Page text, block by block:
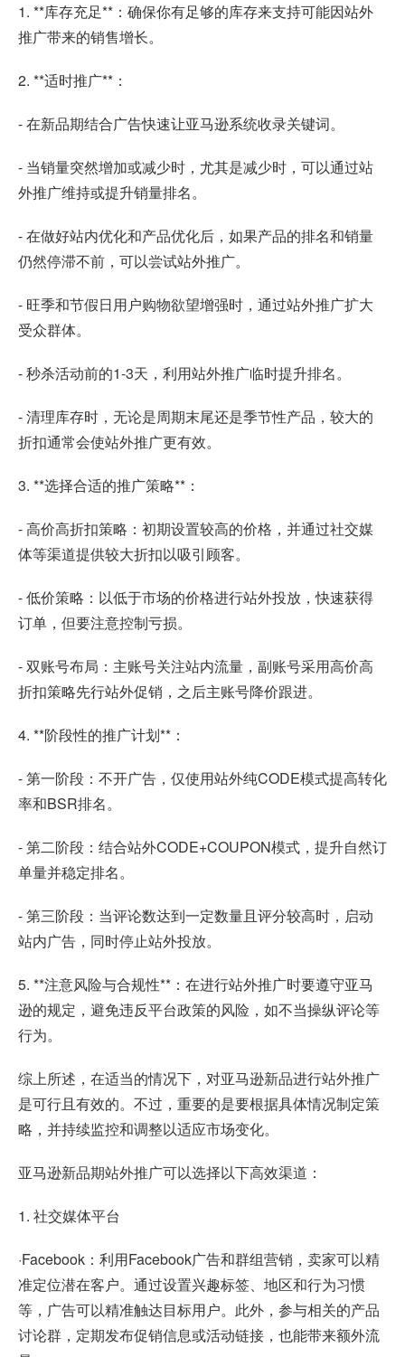
1. **库存充足**：确保你有足够的库存来支持可能因站外
推广带来的销售增长。
2. **适时推广**：
- 在新品期结合广告快速让亚马逊系统收录关键词。
- 当销量突然增加或减少时，尤其是减少时，可以通过站
外推广维持或提升销量排名。
- 在做好站内优化和产品优化后，如果产品的排名和销量
仍然停滞不前，可以尝试站外推广。
- 旺季和节假日用户购物欲望增强时，通过站外推广扩大
受众群体。
- 秒杀活动前的1-3天，利用站外推广临时提升排名。
- 清理库存时，无论是周期末尾还是季节性产品，较大的
折扣通常会使站外推广更有效。
3. **选择合适的推广策略**：
- 高价高折扣策略：初期设置较高的价格，并通过社交媒
体等渠道提供较大折扣以吸引顾客。
- 低价策略：以低于市场的价格进行站外投放，快速获得
订单，但要注意控制亏损。
- 双账号布局：主账号关注站内流量，副账号采用高价高
折扣策略先行站外促销，之后主账号降价跟进。
4. **阶段性的推广计划**：
- 第一阶段：不开广告，仅使用站外纯CODE模式提高转化
率和BSR排名。
- 第二阶段：结合站外CODE+COUPON模式，提升自然订
单量并稳定排名。
- 第三阶段：当评论数达到一定数量且评分较高时，启动
站内广告，同时停止站外投放。
5. **注意风险与合规性**：在进行站外推广时要遵守亚马
逊的规定，避免违反平台政策的风险，如不当操纵评论等
行为。
综上所述，在适当的情况下，对亚马逊新品进行站外推广
是可行且有效的。不过，重要的是要根据具体情况制定策
略，并持续监控和调整以适应市场变化。
亚马逊新品期站外推广可以选择以下高效渠道：
1. 社交媒体平台
·Facebook：利用Facebook广告和群组营销，卖家可以精
准定位潜在客户。通过设置兴趣标签、地区和行为习惯
等，广告可以精准触达目标用户。此外，参与相关的产品
讨论群，定期发布促销信息或活动链接，也能带来额外流